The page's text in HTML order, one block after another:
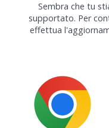
Sembra che tu
supportato. Per
effettua